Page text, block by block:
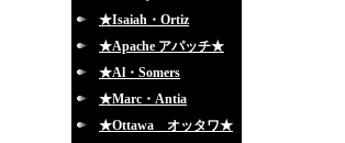
★Isaiah・Ortiz
★Apache アパッチ★
★Al・Somers
★Marc・Antia
★Ottawa オッタワ★